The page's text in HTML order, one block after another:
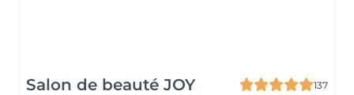
Salon de beauté JOY
137